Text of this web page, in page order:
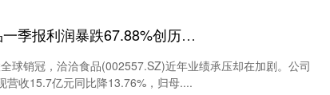
股票配资业务 洽洽食品一季报利润暴跌67.88%创历史最差！采购成本与渠道变革双重挤压毛利率_公司_收入
球销冠，洽洽食品(002557.SZ)近年业绩承压却在加剧。公司
营收15.7亿元同比降13.76%，归母....